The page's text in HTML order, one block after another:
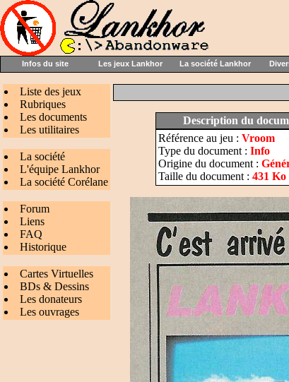
Infos du site Les jeux Lankhor La société Lankhor
Liste des jeux
Rubriques
Les documents
Les utilitaires
La société
L'équipe Lankhor
La société Corélane
Forum
Liens
FAQ
Historique
Cartes Virtuelles
BDs & Dessins
Les donateurs
Les ouvrages
Description du
Référence au jeu : Vroom
Type du document : Info
Origine du document :
Taille du document : 431 Ko